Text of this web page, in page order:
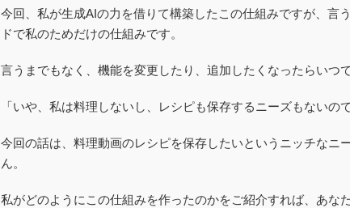
今回、私が生成AIの力を借りて構築したこの仕組みですが、言
ドで私のためだけの仕組みです。
言うまでもなく、機能を変更したり、追加したくなったらいつ
「いや、私は料理しないし、レシピも保存するニーズもないの
今回の話は、料理動画のレシピを保存したいというニッチなニ
ん。
私がどのようにこの仕組みを作ったのかをご紹介すれば、あな